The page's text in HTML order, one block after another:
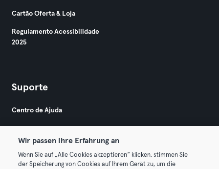
Cartão Oferta & Loja
Regulamento Acessibilidade
2025
Suporte
Centro de Ajuda
Wir passen Ihre Erfahrung an
Wenn Sie auf „Alle Cookies akzeptieren“ klicken, stimmen Sie
der Speicherung von Cookies auf Ihrem Gerät zu, um die